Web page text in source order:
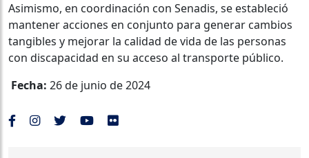
Asimismo, en coordinación con Senadis, se estableció
mantener acciones en conjunto para generar cambios
tangibles y mejorar la calidad de vida de las personas
con discapacidad en su acceso al transporte público.
Fecha: 26 de junio de 2024